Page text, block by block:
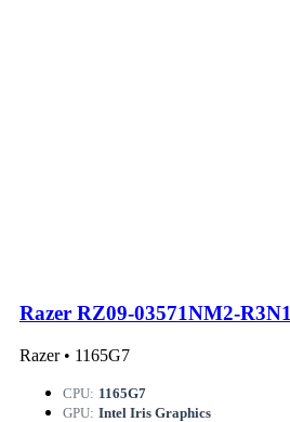
Razer RZ09-03571NM2-R3N1
Razer • 1165G7
CPU: 1165G7
GPU: Intel Iris Graphics